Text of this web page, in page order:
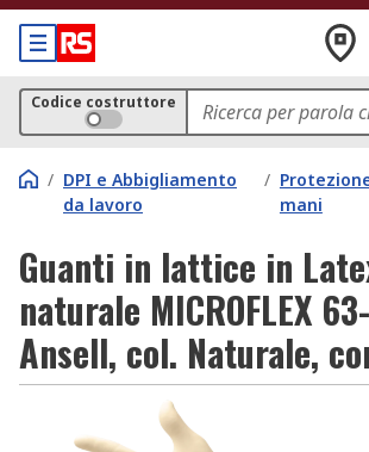
Codice costruttore
/ DPI e Abbigliamento
da lavoro
/
mani
Guanti in lattice in
naturale MICROFLEX
Ansell, col. Naturale,